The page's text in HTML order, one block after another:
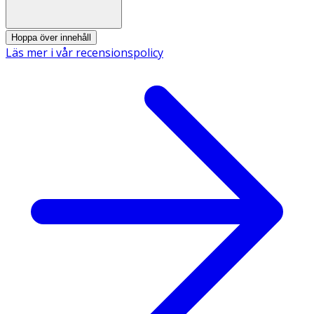
Hoppa över innehåll
Läs mer i vår recensionspolicy